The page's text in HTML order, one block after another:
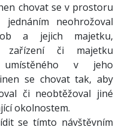
chovat se v prostoru
neohrožoval
a jejich majetku,
či majetku
umístěného v jeho
se chovat tak, aby
či neobtěžoval jiné
okolnostem.
se tímto návštěvním